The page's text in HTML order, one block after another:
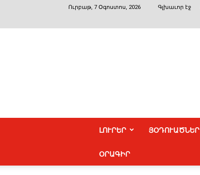
Ուրբաթ, 7 Օգոստոս, 2026 Գլխաւոր էջ
ԼՈՒՐԵՐ ՅՕԴՈՒԱԾՆԵՐ
ՕՐԱԳԻՐ